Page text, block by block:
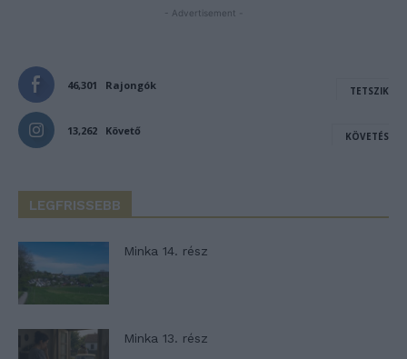
- Advertisement -
46,301 Rajongók TETSZIK
13,262 Követő KÖVETÉS
LEGFRISSEBB
Minka 14. rész
Minka 13. rész